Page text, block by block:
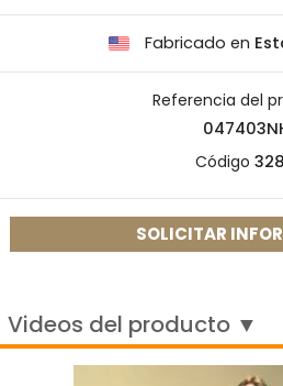
Fabricado en
Referencia del
Código
SOLICITAR
Videos del producto ▼